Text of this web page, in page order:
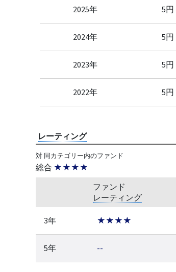
2025年 5円
2024年 5円
2023年 5円
2022年 5円
レーティング
対 同カテゴリー内のファンド
総合 ★★★★
ファンド
レーティング
3年 ★★★★
5年 --